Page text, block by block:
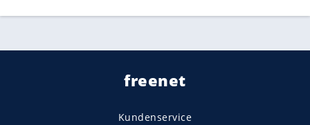
freenet
Kundenservice